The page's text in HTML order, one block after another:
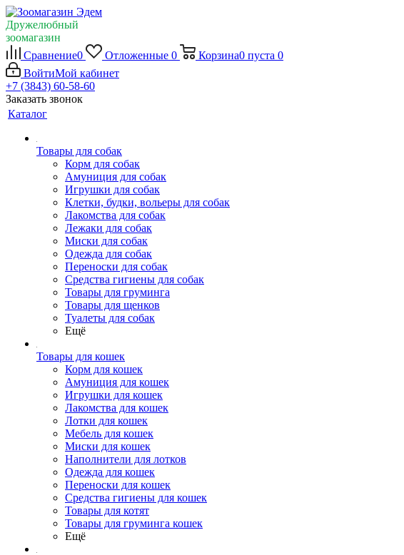
Дружелюбный
зоомагазин
Сравнение0 Отложенные 0 Корзина0 пуста 0
ВойтиМой кабинет
+7 (3843) 60-58-60
Заказать звонок
Каталог
Товары для собак
Корм для собак
Амуниция для собак
Игрушки для собак
Клетки, будки, вольеры для собак
Лакомства для собак
Лежаки для собак
Миски для собак
Одежда для собак
Переноски для собак
Средства гигиены для собак
Товары для груминга
Товары для щенков
Туалеты для собак
Ещё
Товары для кошек
Корм для кошек
Амуниция для кошек
Игрушки для кошек
Лакомства для кошек
Лотки для кошек
Мебель для кошек
Миски для кошек
Наполнители для лотков
Одежда для кошек
Переноски для кошек
Средства гигиены для кошек
Товары для котят
Товары для груминга кошек
Ещё